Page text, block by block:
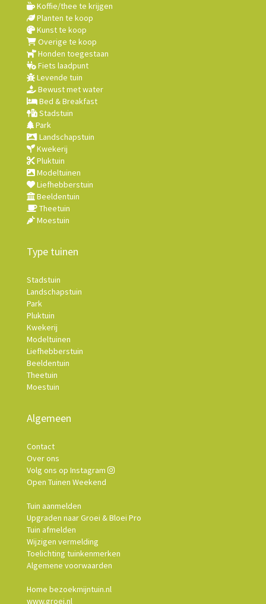
Koffie/thee te krijgen
Planten te koop
Kunst te koop
Overige te koop
Honden toegestaan
Fiets laadpunt
Levende tuin
Bewust met water
Bed & Breakfast
Stadstuin
Park
Landschapstuin
Kwekerij
Pluktuin
Modeltuinen
Liefhebberstuin
Beeldentuin
Theetuin
Moestuin
Type tuinen
Stadstuin
Landschapstuin
Park
Pluktuin
Kwekerij
Modeltuinen
Liefhebberstuin
Beeldentuin
Theetuin
Moestuin
Algemeen
Contact
Over ons
Volg ons op Instagram
Open Tuinen Weekend
Tuin aanmelden
Upgraden naar Groei & Bloei Pro
Tuin afmelden
Wijzigen vermelding
Toelichting tuinkenmerken
Algemene voorwaarden
Home bezoekmijntuin.nl
www.groei.nl